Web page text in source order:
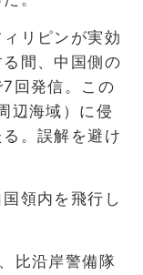
リピンが実効
間、中国側の
回発信。この
辺海域）に侵
。誤解を避け
領内を飛行し
比沿岸警備隊